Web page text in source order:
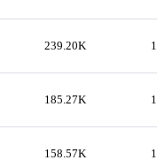
239.20K
185.27K
158.57K